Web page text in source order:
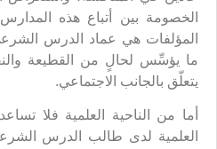
الخصومة بين أتباع هذه
المؤلفات هي عماد الدرس
ما يؤسِّس لحالٍ من القطيعة
يتعلّق بالجانب الاجتماعي.
أما من الناحية العلمية فلا
العلمية لدى طالب الدرس